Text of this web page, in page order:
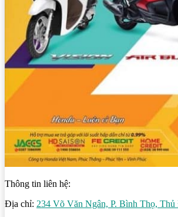
Thông tin liên hệ:
Địa chỉ: 234 Võ Văn Ngân, P. Bình Thọ,